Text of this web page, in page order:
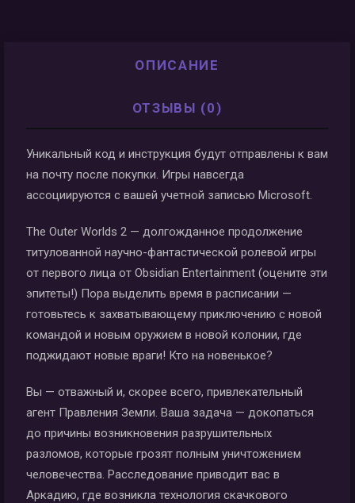
ОПИСАНИЕ
ОТЗЫВЫ (0)
Уникальный код и инструкция будут отправлены к вам
на почту после покупки. Игры навсегда
ассоциируются с вашей учетной записью Microsoft.
The Outer Worlds 2 — долгожданное продолжение
титулованной научно-фантастической ролевой игры
от первого лица от Obsidian Entertainment (оцените эти
эпитеты!) Пора выделить время в расписании —
готовьтесь к захватывающему приключению с новой
командой и новым оружием в новой колонии, где
поджидают новые враги! Кто на новенькое?
Вы — отважный и, скорее всего, привлекательный
агент Правления Земли. Ваша задача — докопаться
до причины возникновения разрушительных
разломов, которые грозят полным уничтожением
человечества. Расследование приводит вас в
Аркадию, где возникла технология скачкового